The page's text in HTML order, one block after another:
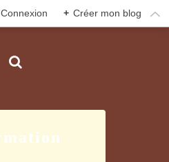
Connexion + Créer mon blog